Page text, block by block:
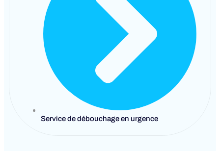
Service de débouchage en urgence